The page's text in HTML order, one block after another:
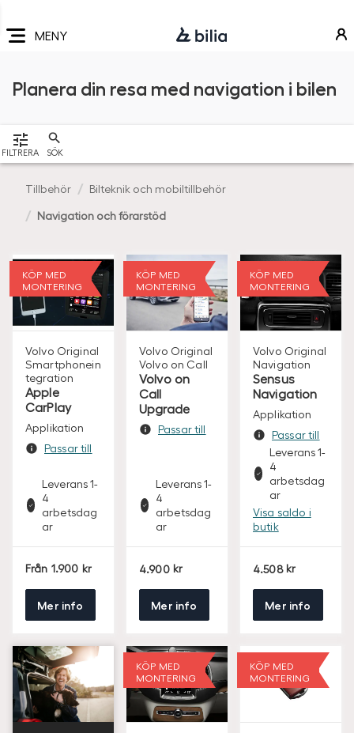
huvudmeny
innehåll
sidfot MENY
Planera din resa med navigation i bilen
VISA
FILTRERA SÖK
Tillbehör
Bilteknik och mobiltillbehör
Navigation och förarstöd
KÖP MED
MONTERING
Volvo Original
Smartphonein
tegration
Apple
CarPlay
Applikation
Passar till
Leverans 1-
4
arbetsdag
ar
Från 1.900 S
Mer info
KÖP MED
MONTERING
Volvo Original
Volvo on Call
Volvo on
Call
Upgrade
Passar till
Leverans 1-
4
arbetsdag
ar
4.900 S
Mer info
KÖP MED
MONTERING
Volvo Original
Navigation
Sensus
Navigation
Applikation
Passar till
Leverans 1-
4
arbetsdag
ar
Visa saldo i
butik
4.508 S
Mer info
KÖP MED
MONTERING
KÖP MED
MONTERING